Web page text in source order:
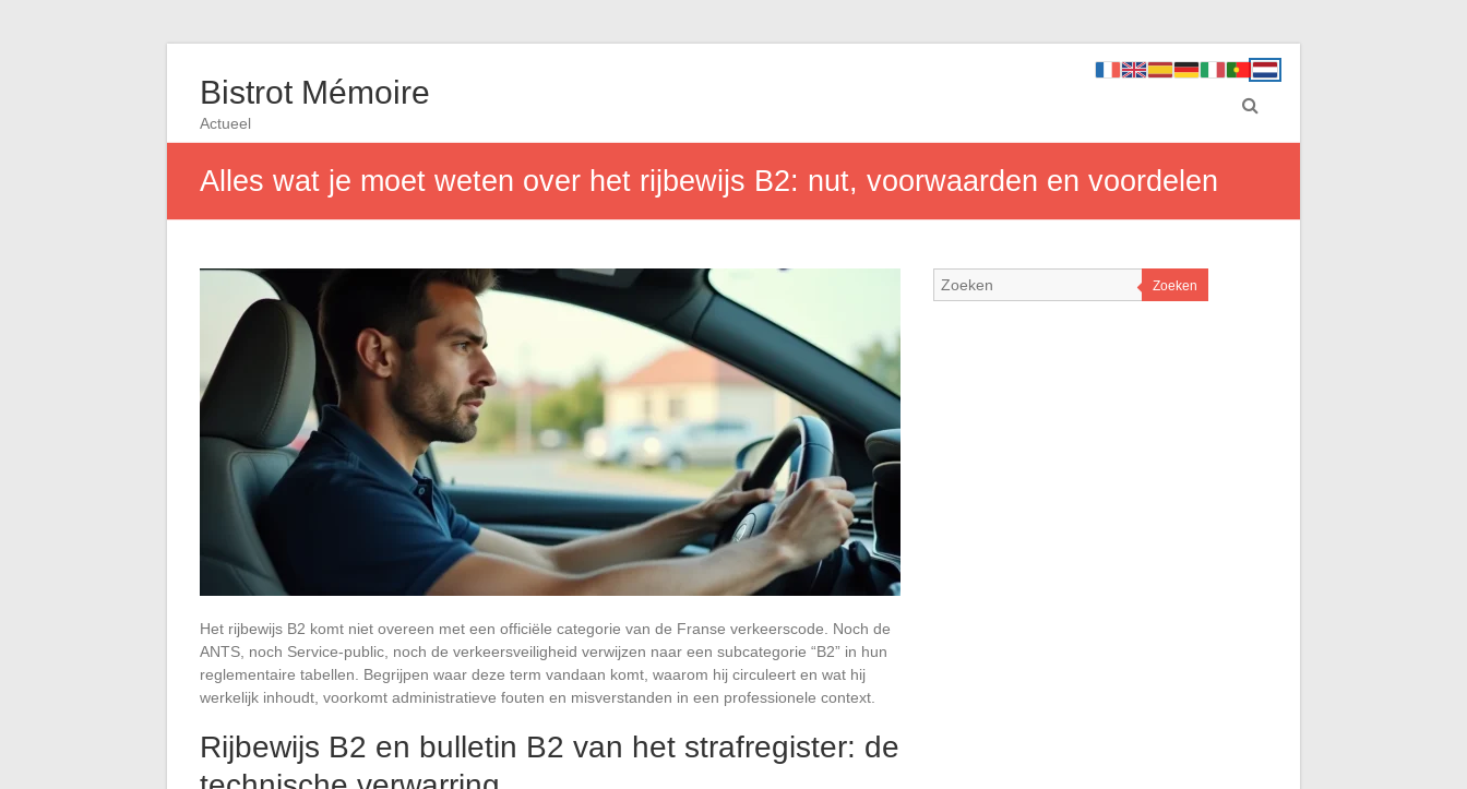
Bistrot Mémoire
Actueel
Alles wat je moet weten over het rijbewijs B2: nut, voorwaarden en voordelen
Het rijbewijs B2 komt niet overeen met een officiële categorie van de Franse verkeerscode. Noch de
ANTS, noch Service-public, noch de verkeersveiligheid verwijzen naar een subcategorie “B2” in hun
reglementaire tabellen. Begrijpen waar deze term vandaan komt, waarom hij circuleert en wat hij
werkelijk inhoudt, voorkomt administratieve fouten en misverstanden in een professionele context.
Rijbewijs B2 en bulletin B2 van het strafregister: de
Zoeken